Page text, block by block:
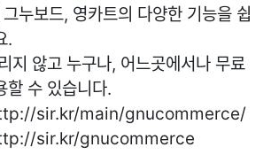
누보드, 영카트의 다양한 기능을 쉽
.
지 않고 누구나, 어느곳에서나 무료
할 수 있습니다.
sir.kr/main/gnucommerce/
sir.kr/gnucommerce